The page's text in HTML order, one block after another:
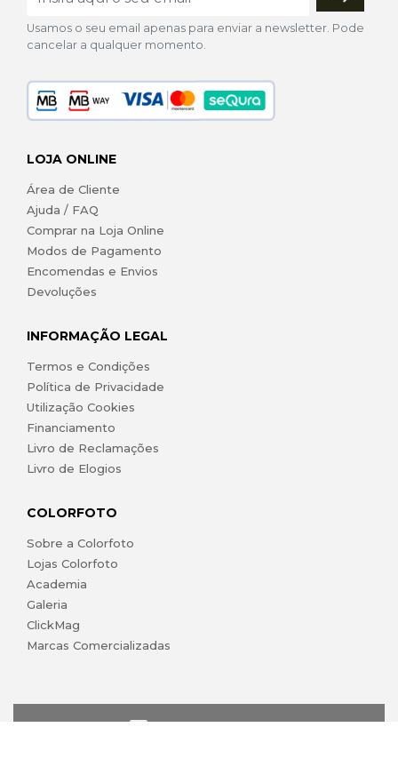
Usamos o seu email apenas para enviar a newsletter. Pode
cancelar a qualquer momento.
LOJA ONLINE
Área de Cliente
Ajuda / FAQ
Comprar na Loja Online
Modos de Pagamento
Encomendas e Envios
Devoluções
INFORMAÇÃO LEGAL
Termos e Condições
Política de Privacidade
Utilização Cookies
Financiamento
Livro de Reclamações
Livro de Elogios
COLORFOTO
Sobre a Colorfoto
Lojas Colorfoto
Academia
Galeria
ClickMag
Marcas Comercializadas
lojaonline@colorfoto.pt